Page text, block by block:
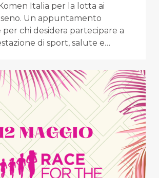
Italia per la lotta ai
Un appuntamento
chi desidera partecipare a
di sport, salute e…